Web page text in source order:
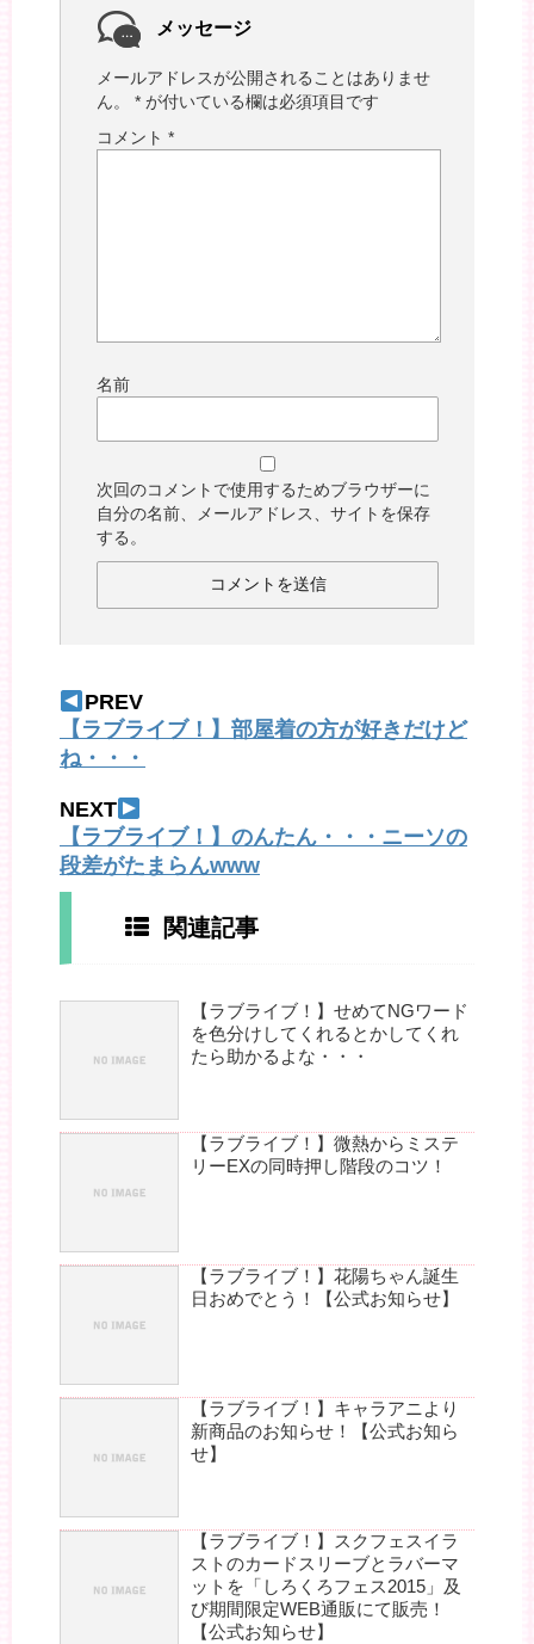
メッセージ
メールアドレスが公開されることはありませ
ん。
* が付いている欄は必須項目です
コメント *
名前
次回のコメントで使用するためブラウザーに
自分の名前、メールアドレス、サイトを保存
する。
PREV
【ラブライブ！】部屋着の方が好きだけど
ね・・・
NEXT
【ラブライブ！】のんたん・・・ニーソの
段差がたまらんwww
関連記事
【ラブライブ！】せめてNGワード
を色分けしてくれるとかしてくれ
たら助かるよな・・・
【ラブライブ！】微熱からミステ
リーEXの同時押し階段のコツ！
【ラブライブ！】花陽ちゃん誕生
日おめでとう！【公式お知らせ】
【ラブライブ！】キャラアニより
新商品のお知らせ！【公式お知ら
せ】
【ラブライブ！】スクフェスイラ
ストのカードスリーブとラバーマ
ットを「しろくろフェス2015」及
び期間限定WEB通販にて販売！
【公式お知らせ】